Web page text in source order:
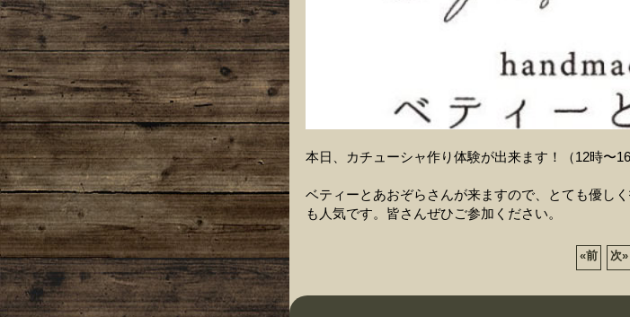
本日、カチューシャ作り体験が出来ます！（12時〜16
ベティーとあおぞらさんが来ますので、とても優し
も人気です。皆さんぜひご参加ください。
«前 次»